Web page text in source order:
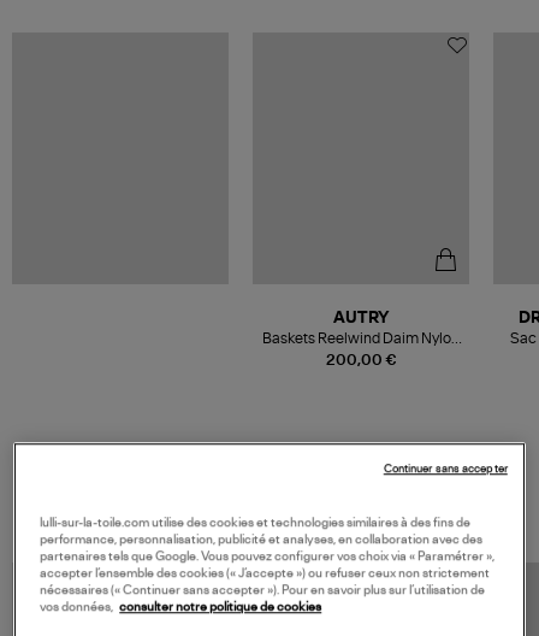
200,00 €
AUTRY
Baskets Reelwind Daim Nylon
Beige, Gris, Rose
Sac
lulli-sur-la-toile.com utilise des cookies et technologies similaires à des fins de
performance, personnalisation, publicité et analyses, en collaboration avec des
partenaires tels que Google. Vous pouvez configurer vos choix via « Paramétrer »,
accepter l’ensemble des cookies (« J’accepte ») ou refuser ceux non strictement
nécessaires (« Continuer sans accepter »). Pour en savoir plus sur l’utilisation de
vos données,
consulter notre politique de cookies
Continuer sans accepter